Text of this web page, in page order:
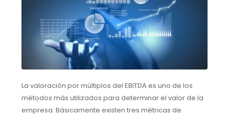
La valoración por múltiplos del EBITDA es uno de los
métodos más utilizados para determinar el valor de la
empresa. Básicamente existen tres métricas de